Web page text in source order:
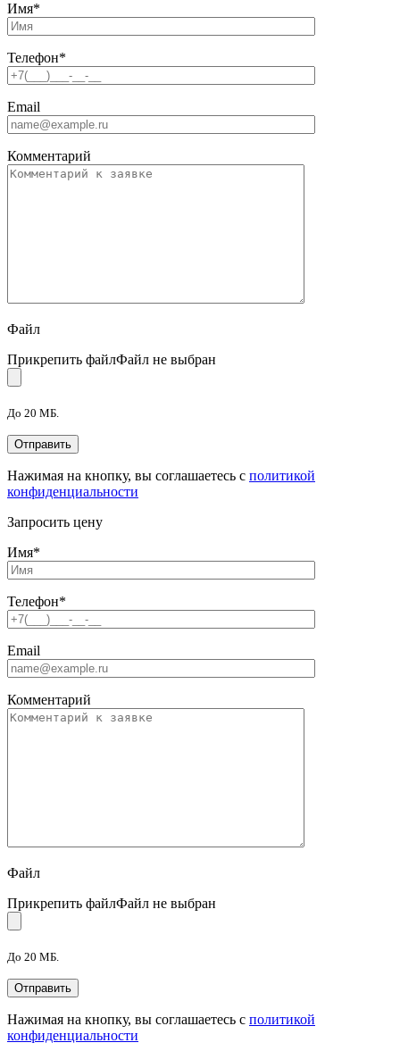
Имя*
Телефон*
Email
Комментарий
Файл
Прикрепить файлФайл не выбран
До 20 МБ.
Нажимая на кнопку, вы соглашаетесь с политикой
конфиденциальности
Запросить цену
Имя*
Телефон*
Email
Комментарий
Файл
Прикрепить файлФайл не выбран
До 20 МБ.
Нажимая на кнопку, вы соглашаетесь с политикой
конфиденциальности